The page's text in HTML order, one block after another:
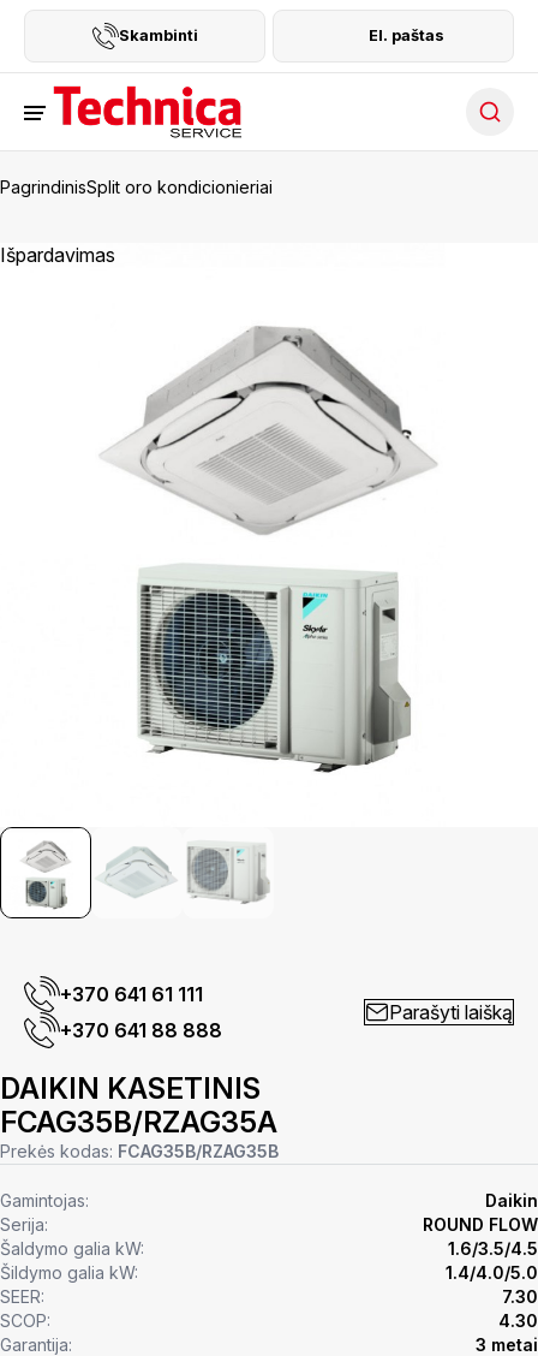
Skambinti El. paštas
PagrindinisSplit oro kondicionieriai
Išpardavimas
+370 641 61 111
+370 641 88 888
Parašyti laišką
DAIKIN KASETINIS
FCAG35B/RZAG35A
Prekės kodas: FCAG35B/RZAG35B
Gamintojas:
Daikin
Serija:
ROUND FLOW
Šaldymo galia kW:
1.6/3.5/4.5
Šildymo galia kW:
1.4/4.0/5.0
SEER:
7.30
SCOP:
4.30
Garantija:
3 metai